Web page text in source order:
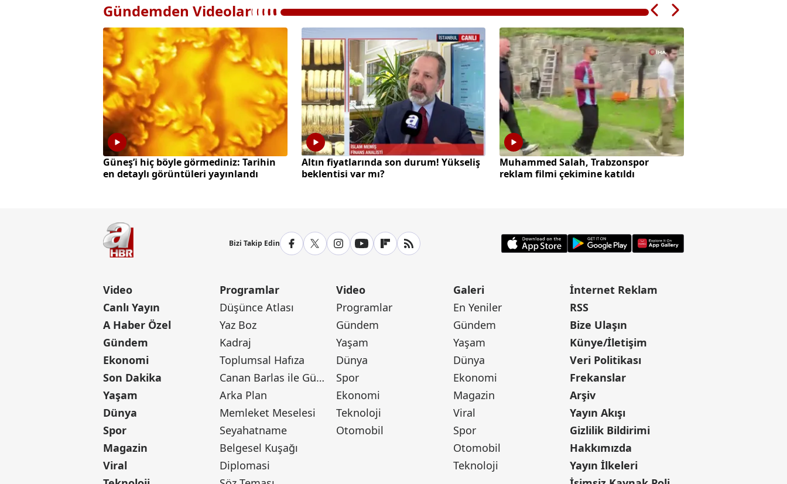
Gündemden Videolar
Güneş’i hiç böyle görmediniz: Tarihin
en detaylı görüntüleri yayınlandı
Altın fiyatlarında son durum! Yükseliş
beklentisi var mı?
Muhammed Salah, Trabzonspor
reklam filmi çekimine katıldı
Bizi Takip Edin
Video
Canlı Yayın
A Haber Özel
Gündem
Ekonomi
Son Dakika
Yaşam
Dünya
Spor
Magazin
Viral
Programlar
Düşünce Atlası
Yaz Boz
Kadraj
Toplumsal Hafıza
Canan Barlas ile Gündem
Arka Plan
Memleket Meselesi
Seyahatname
Belgesel Kuşağı
Diplomasi
Video
Programlar
Gündem
Yaşam
Dünya
Spor
Ekonomi
Teknoloji
Otomobil
Galeri
En Yeniler
Gündem
Yaşam
Dünya
Ekonomi
Magazin
Viral
Spor
Otomobil
Teknoloji
İnternet Reklam
RSS
Bize Ulaşın
Künye/İletişim
Veri Politikası
Frekanslar
Arşiv
Yayın Akışı
Gizlilik Bildirimi
Hakkımızda
Yayın İlkeleri